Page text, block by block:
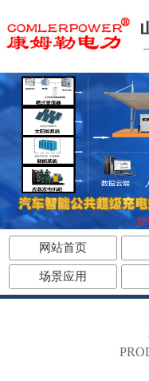
网站首页
场景应用